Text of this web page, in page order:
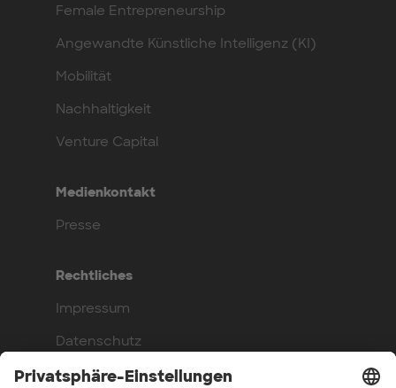
Female Entrepreneurship
Angewandte Künstliche Intelligenz (KI)
Mobilität
Nachhaltigkeit
Venture Capital
Medienkontakt
Presse
Rechtliches
Impressum
Datenschutz
Compliance